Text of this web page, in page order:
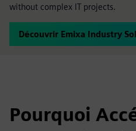
without complex IT projects.
Découvrir Emixa Industry
Pourquoi